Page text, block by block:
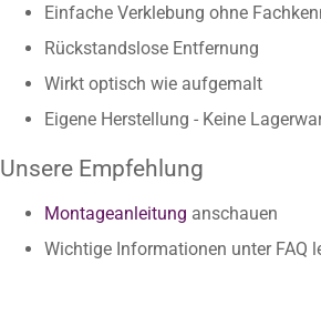
Einfache Verklebung ohne
Rückstandslose Entfernung
Wirkt optisch wie aufgemalt
Eigene Herstellung - Keine
Unsere Empfehlung
Montageanleitung anschauen
Wichtige Informationen unter FAQ